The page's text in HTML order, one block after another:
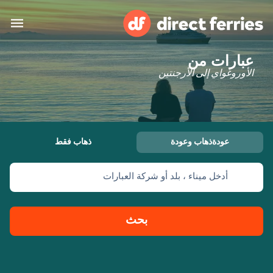
البلدان
تذاكر العبّارة
العبارات
عبارات من
الأوروغواي إلى الأرجنتين
عودةذهاب وعودة ذهاب فقط
أدخل ميناء ، بلد أو شركة العبارات
بحث